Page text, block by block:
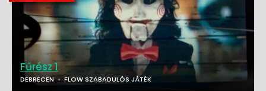
Fűrész 1
DEBRECEN FLOW SZABADULÓS JÁTÉK